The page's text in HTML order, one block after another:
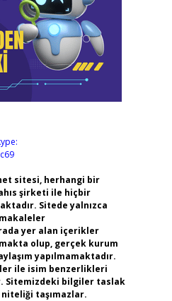
sitesi, herhangi bir
şirketi ile hiçbir
Sitede yalnızca
makaleler
yer alan içerikler
olup, gerçek kurum
yapılmamaktadır.
ile isim benzerlikleri
Sitemizdeki bilgiler taslak
taşımazlar.